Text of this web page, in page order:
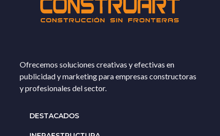
Ofrecemos soluciones creativas y efectivas en
publicidad y marketing para empresas constructoras
y profesionales del sector.
DESTACADOS